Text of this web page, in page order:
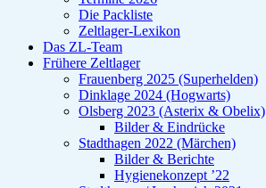
Die Packliste
Zeltlager-Lexikon
Das ZL-Team
Frühere Zeltlager
Frauenberg 2025 (Superhelden)
Dinklage 2024 (Hogwarts)
Olsberg 2023 (Asterix & Obelix)
Bilder & Eindrücke
Stadthagen 2022 (Märchen)
Bilder & Berichte
Hygienekonzept ’22